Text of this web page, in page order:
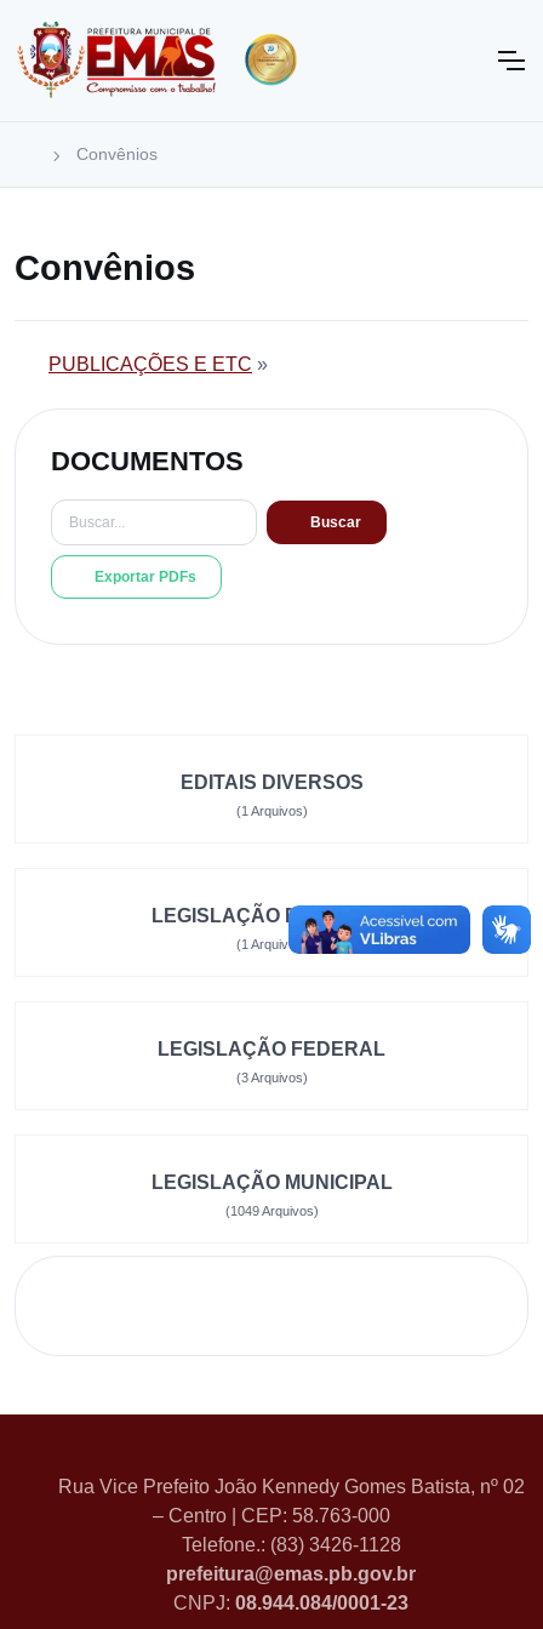
Convênios
Convênios
PUBLICAÇÕES E ETC »
DOCUMENTOS
Buscar
Exportar PDFs
EDITAIS DIVERSOS
(1 Arquivos)
LEGISLAÇÃO ESTADUAL
(1 Arquivos)
LEGISLAÇÃO FEDERAL
(3 Arquivos)
LEGISLAÇÃO MUNICIPAL
(1049 Arquivos)
Rua Vice Prefeito João Kennedy Gomes Batista, nº 02
– Centro | CEP: 58.763-000
Telefone.: (83) 3426-1128
prefeitura@emas.pb.gov.br
CNPJ: 08.944.084/0001-23